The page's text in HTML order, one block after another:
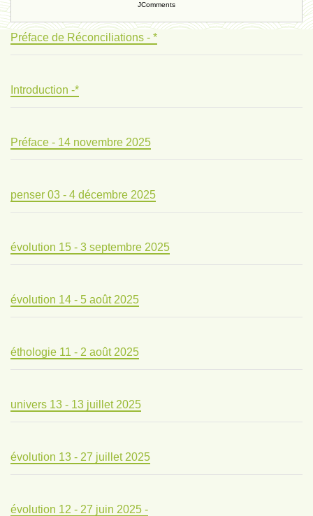
JComments
Préface de Réconciliations - *
Introduction -*
Préface - 14 novembre 2025
penser 03 - 4 décembre 2025
évolution 15 - 3 septembre 2025
évolution 14 - 5 août 2025
éthologie 11 - 2 août 2025
univers 13 - 13 juillet 2025
évolution 13 - 27 juillet 2025
évolution 12 - 27 juin 2025 -